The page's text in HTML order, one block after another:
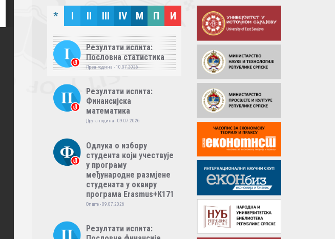
* I II III IV M П И
Резултати испита:
Пословна статистика
Прва година - 10.07.2026
Резултати испита:
Финансијска
математика
Друга година - 09.07.2026
Одлука о избору
студента који учествује
у програму
међународне размјене
студената у оквиру
програма Erasmus+К171
Опште - 09.07.2026
Резултати испита: